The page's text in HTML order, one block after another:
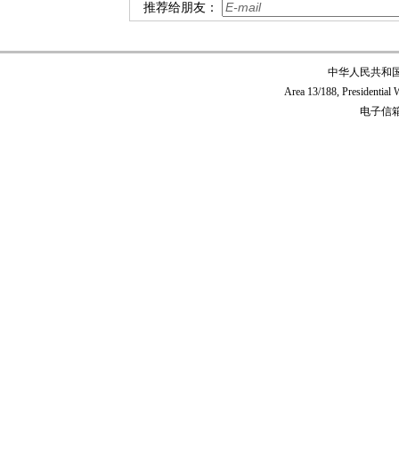
推荐给朋友：
中华人民共和
Area 13/188, Presidential
电子信